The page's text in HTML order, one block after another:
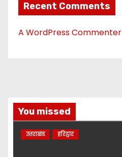
Recent Comments
A WordPress Commenter
You missed
उत्तराखंड हरिद्वार